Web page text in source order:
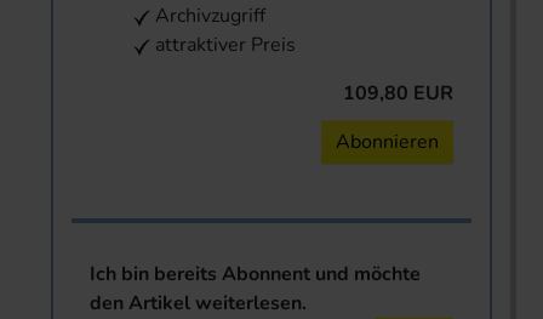
Archivzugriff
attraktiver Preis
109,80 EUR
Abonnieren
Ich bin bereits Abonnent und möchte
den Artikel weiterlesen.